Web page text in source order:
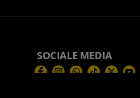
SOCIALE MEDIA
FacebookInstagramWhatsApp
TikTokTwitter